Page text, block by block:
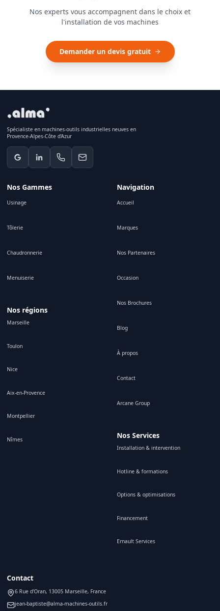
Nos experts vous accompagnent dans le choix et
l'installation de vos machines
Demander un devis gratuit
Spécialiste en machines-outils industrielles neuves en
Provence-Alpes-Côte d'Azur
Nos Gammes
Usinage
Tôlerie
Chaudronnerie
Menuiserie
Nos régions
Marseille
Toulon
Nice
Aix-en-Provence
Montpellier
Nîmes
Navigation
Accueil
Marques
Nos Partenaires
Occasion
Nos Brochures
Blog
À propos
Contact
Arcane Group
Nos Services
Installation & intervention
Hotline & formations
Options & optimisations
Financement
Ernault Services
Contact
6 Rue d'Oran, 13005 Marseille, France
jean-baptiste@alma-machines-outils.fr